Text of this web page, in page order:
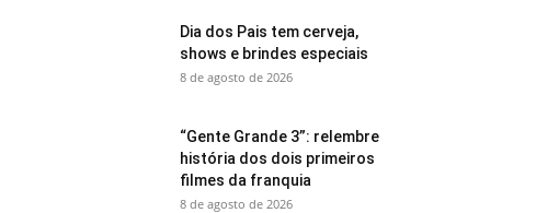
Dia dos Pais tem cerveja,
shows e brindes especiais
8 de agosto de 2026
“Gente Grande 3”: relembre
história dos dois primeiros
filmes da franquia
8 de agosto de 2026